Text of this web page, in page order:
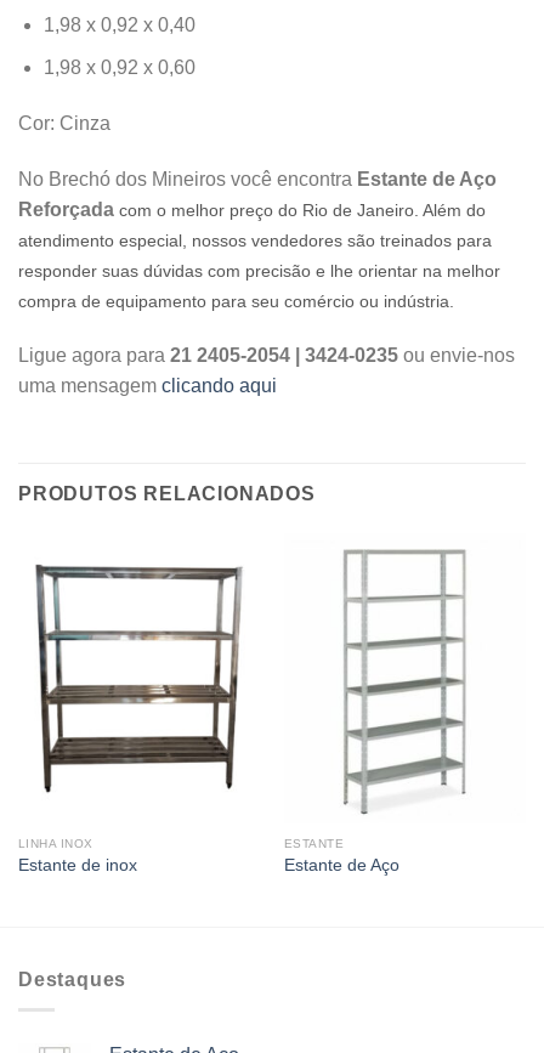
1,98 x 0,92 x 0,40
1,98 x 0,92 x 0,60
Cor: Cinza
No Brechó dos Mineiros você encontra Estante de Aço
Reforçada com o melhor preço do Rio de Janeiro. Além do
atendimento especial, nossos vendedores são treinados para
responder suas dúvidas com precisão e lhe orientar na melhor
compra de equipamento para seu comércio ou indústria.
Ligue agora para 21 2405-2054 | 3424-0235 ou envie-nos
uma mensagem clicando aqui
PRODUTOS RELACIONADOS
LINHA INOX
Estante de inox
ESTANTE
Estante de Aço
Destaques